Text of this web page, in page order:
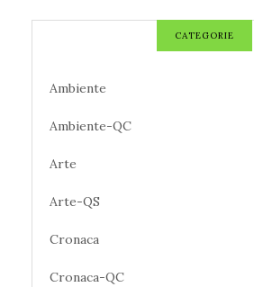
CATEGORIE
Ambiente
Ambiente-QC
Arte
Arte-QS
Cronaca
Cronaca-QC